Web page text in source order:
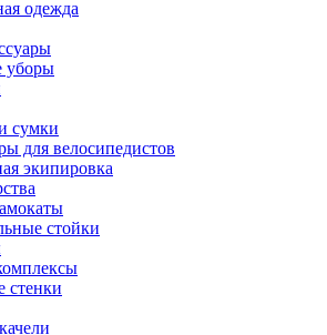
одежда
уборы
сумки
для велосипедистов
экипировка
стойки
стенки